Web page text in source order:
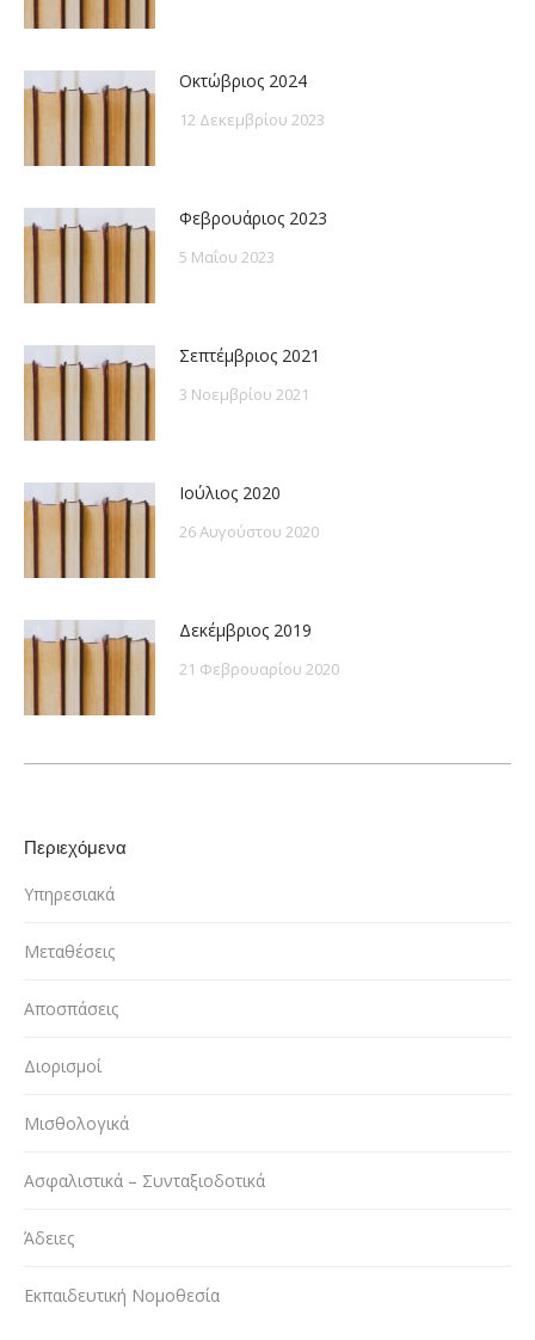
Οκτώβριος 2024
12 Δεκεμβρίου 2023
Φεβρουάριος 2023
5 Μαΐου 2023
Σεπτέμβριος 2021
3 Νοεμβρίου 2021
Ιούλιος 2020
26 Αυγούστου 2020
Δεκέμβριος 2019
21 Φεβρουαρίου 2020
Περιεχόμενα
Υπηρεσιακά
Μεταθέσεις
Αποσπάσεις
Διορισμοί
Μισθολογικά
Ασφαλιστικά – Συνταξιοδοτικά
Άδειες
Εκπαιδευτική Νομοθεσία